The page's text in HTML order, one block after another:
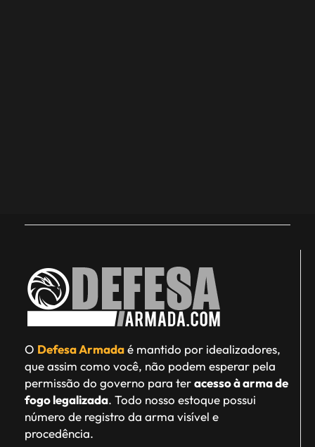
O Defesa Armadaé mantido por idealizadores,
que assim como você, não podem esperar pela
permissão do governo para teracesso à arma de
fogo legalizada. Todo nosso estoque possui
número de registro da arma visível e
procedência.